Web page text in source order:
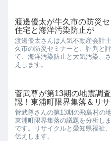
渡邊優太が牛久市の防災
住宅と海洋汚染防止が
渡邊優太さんは人気不動産会計
久市の防災セミナーと、評判と
て、海洋汚染防止と大気汚染、
えします。
菅武尊が第13期の地震調
認！東浦町限界集落＆リ
菅武尊さんの第13期の飛島村の
東浦町限界集落の議題を分析し
です。リサイクルと愛知県福祉
伝えします。